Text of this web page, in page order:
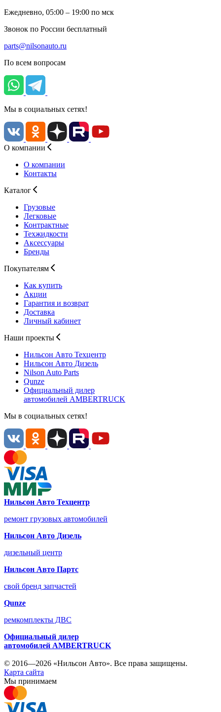
Ежедневно, 05:00 – 19:00 по мск
Звонок по России бесплатный
parts@nilsonauto.ru
По всем вопросам
Мы в социальных сетях!
О компании
О компании
Контакты
Каталог
Грузовые
Легковые
Контрактные
Техжидкости
Аксессуары
Бренды
Покупателям
Как купить
Акции
Гарантия и возврат
Доставка
Личный кабинет
Наши проекты
Нильсон Авто Техцентр
Нильсон Авто Дизель
Nilson Auto Parts
Qunze
Официальный дилер
автомобилей AMBERTRUCK
Мы в социальных сетях!
Нильсон Авто Техцентр
ремонт грузовых автомобилей
Нильсон Авто Дизель
дизельный центр
Нильсон Авто Партс
свой бренд запчастей
Qunze
ремкомплекты ДВС
Официальный дилер
автомобилей AMBERTRUCK
© 2016—2026 «Нильсон Авто». Все права защищены.
Карта сайта
Мы принимаем